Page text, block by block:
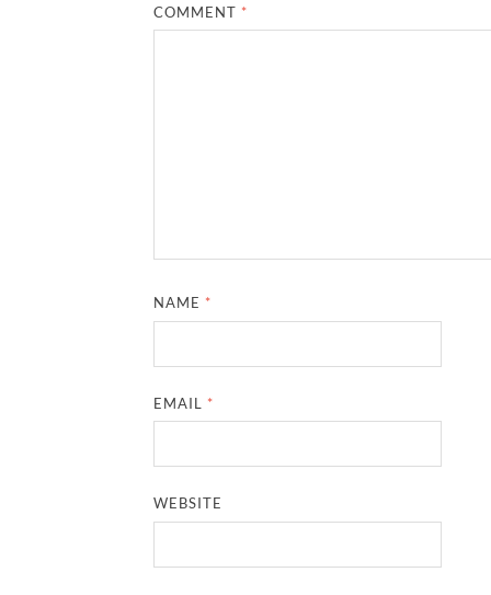
COMMENT *
NAME *
EMAIL *
WEBSITE